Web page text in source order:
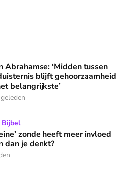
‘Midden tussen angst en
Abrahamse: ‘Midden tussen
blijft gehoorzaamheid
belangrijkste’
meer invloed op je leven dan je
Bijbel
zonde heeft meer invloed
dan je denkt?